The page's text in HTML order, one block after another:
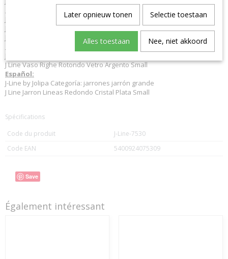
J-Line by Jolipa Kategorie: vasen vase groß
J Line Vase Streifen Rund Glas Silber Small
J Line Vaso Righe Rotondo Vetro Argento Small
Español:
J-Line by Jolipa Categoría: jarrones jarrón grande
J Line Jarron Lineas Redondo Cristal Plata Small
Spécifications
Code du produit
J-Line-7530
Code EAN
5400924075309
Save
Également intéressant
Later opnieuw tonen Selectie toestaan
Alles toestaan Nee, niet akkoord